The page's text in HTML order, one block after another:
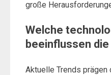
große
Welche
beeinflussen
Aktuelle Trends